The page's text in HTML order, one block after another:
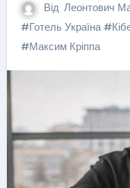
Від Леонтович
#Готель Україна#
#Максим Кріппа